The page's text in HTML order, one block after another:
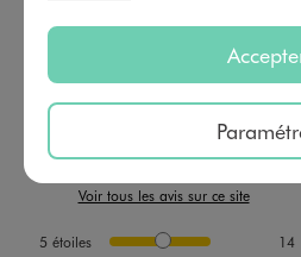
4.7
Basé sur20 avis soumis à un
Voir tous les avis sur ce site
5 étoiles
14